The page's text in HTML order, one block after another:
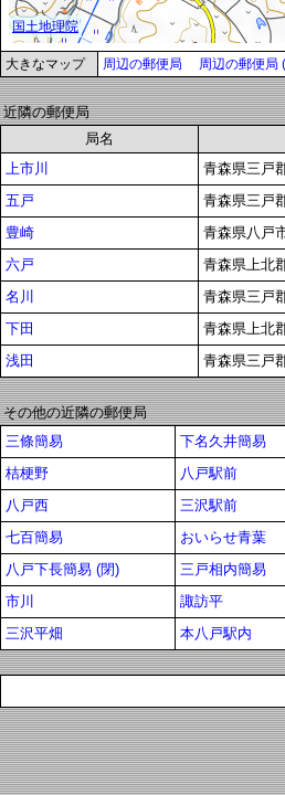
大きなマップ 周辺の郵便局 周辺の郵便局
近隣の郵便局
局名
上市川
青森県三戸
五戸
青森県三戸
豊崎
青森県八戸
六戸
青森県上北
名川
青森県三戸
下田
青森県上北
浅田
青森県三戸
その他の近隣の郵便局
三條簡易
下名久井簡易
桔梗野
八戸駅前
八戸西
三沢駅前
七百簡易
おいらせ青葉
八戸下長簡易 (閉)
三戸相内簡易
市川
諏訪平
三沢平畑
本八戸駅内